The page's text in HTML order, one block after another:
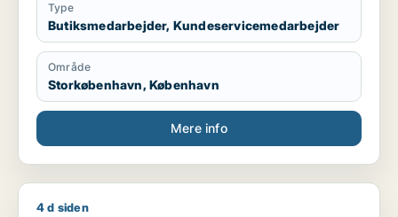
Type
Butiksmedarbejder, Kundeservicemedarbejder
Område
Storkøbenhavn, København
Mere info
Sylvester søger job som rengøringsassistent
4 d siden